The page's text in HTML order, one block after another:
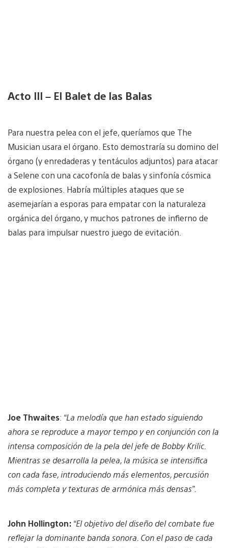
Acto III – El Balet de las Balas
Para nuestra pelea con el jefe, queríamos que The
Musician usara el órgano. Esto demostraría su domino del
órgano (y enredaderas y tentáculos adjuntos) para atacar
a Selene con una cacofonía de balas y sinfonía cósmica
de explosiones. Habría múltiples ataques que se
asemejarían a esporas para empatar con la naturaleza
orgánica del órgano, y muchos patrones de infierno de
balas para impulsar nuestro juego de evitación.
Joe Thwaites: “La melodía que han estado siguiendo
ahora se reproduce a mayor tempo y en conjunción con la
intensa composición de la pela del jefe de Bobby Krilic.
Mientras se desarrolla la pelea, la música se intensifica
con cada fase, introduciendo más elementos, percusión
más completa y texturas de armónica más densas”.
John Hollington: “El objetivo del diseño del combate fue
reflejar la dominante banda sonora. Con el paso de cada